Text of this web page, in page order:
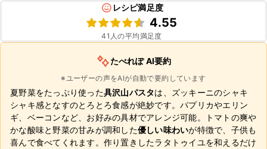
レシピ満足度
4.55
41 人の平均満足度
たべれぽ AI要約
※ユーザーの声をAIが自動で要約しています
夏野菜をたっぷり使った具沢山パスタは、ズッキーニのシャキ
シャキ感となすのとろとろ食感が絶妙です。パプリカやエリン
ギ、ベーコンなど、お好みの具材でアレンジ可能。トマトの爽や
かな酸味と野菜の甘みが調和した優しい味わいが特徴で、子供も
喜んで食べてくれます。作り置きしたラタトゥイユを和えるだけ